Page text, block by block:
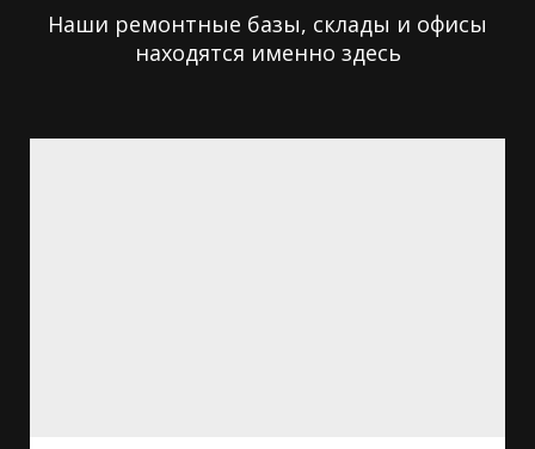
Наши ремонтные базы, склады и офисы
находятся именно здесь